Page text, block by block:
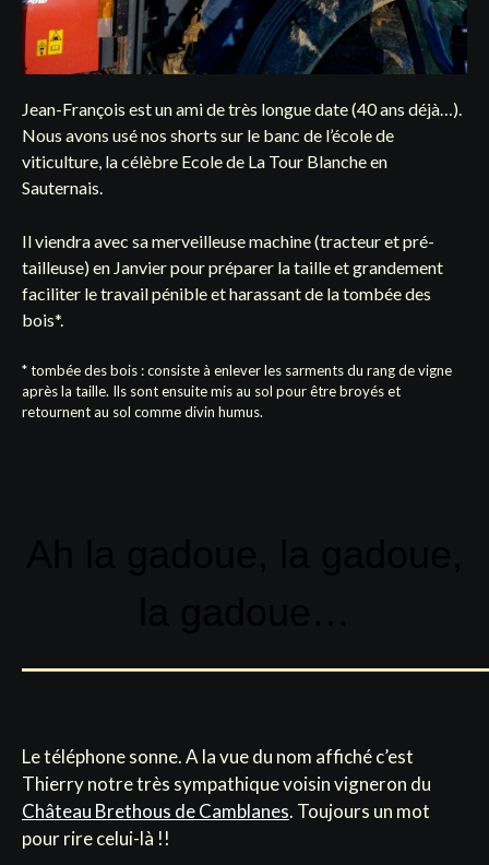
Jean-François est un ami de très longue date (40 ans déjà…).
Nous avons usé nos shorts sur le banc de l’école de
viticulture, la célèbre Ecole de La Tour Blanche en
Sauternais.
Il viendra avec sa merveilleuse machine (tracteur et pré-
tailleuse) en Janvier pour préparer la taille et grandement
faciliter le travail pénible et harassant de la tombée des
bois*.
* tombée des bois : consiste à enlever les sarments du rang de vigne
après la taille. Ils sont ensuite mis au sol pour être broyés et
retournent au sol comme divin humus.
Le téléphone sonne. A la vue du nom affiché c’est
Thierry notre très sympathique voisin vigneron du
Château Brethous de Camblanes. Toujours un mot
pour rire celui-là !!